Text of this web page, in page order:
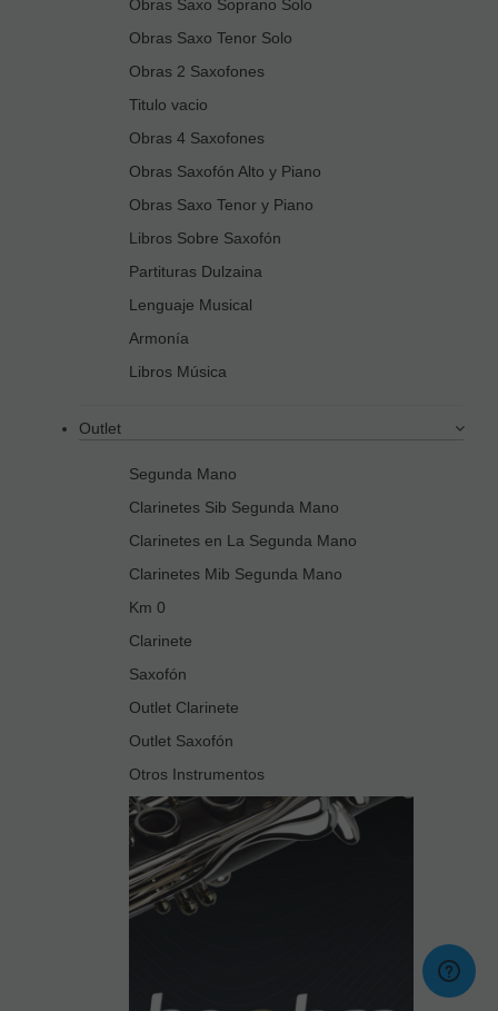
Obras Saxo Soprano Solo
Obras Saxo Tenor Solo
Obras 2 Saxofones
Titulo vacio
Obras 4 Saxofones
Obras Saxofón Alto y Piano
Obras Saxo Tenor y Piano
Libros Sobre Saxofón
Partituras Dulzaina
Lenguaje Musical
Armonía
Libros Música
Outlet
Segunda Mano
Clarinetes Sib Segunda Mano
Clarinetes en La Segunda Mano
Clarinetes Mib Segunda Mano
Km 0
Clarinete
Saxofón
Outlet Clarinete
Outlet Saxofón
Otros Instrumentos